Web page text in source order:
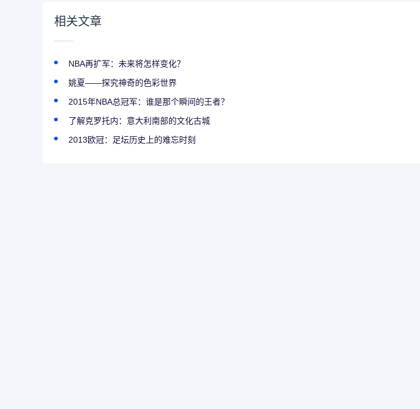
相关文章
NBA再扩军：未来将怎样变化？
姚夏——探究神奇的色彩世界
2015年NBA总冠军：谁是那个瞬间的王者？
了解克罗托内：意大利南部的文化古城
2013欧冠：足坛历史上的难忘时刻